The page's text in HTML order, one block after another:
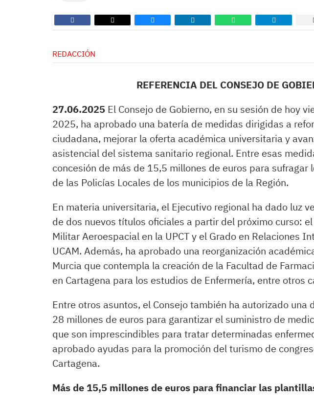
REDACCIÓN
REFERENCIA DEL CONSEJO DE
27.06.2025 El Consejo de Gobierno, en su sesión de hoy
2025, ha aprobado una batería de medidas dirigidas a
ciudadana, mejorar la oferta académica universitaria y
asistencial del sistema sanitario regional. Entre esas
concesión de más de 15,5 millones de euros para sufragar
de las Policías Locales de los municipios de la Región.
En materia universitaria, el Ejecutivo regional ha dado luz
de dos nuevos títulos oficiales a partir del próximo curso:
Militar Aeroespacial en la UPCT y el Grado en Relaciones
UCAM. Además, ha aprobado una reorganización
Murcia que contempla la creación de la Facultad de
en Cartagena para los estudios de Enfermería, entre otros
Entre otros asuntos, el Consejo también ha autorizado una
28 millones de euros para garantizar el suministro de
que son imprescindibles para tratar determinadas
aprobado ayudas para la promoción del turismo de
Cartagena.
Más de 15,5 millones de euros para financiar las